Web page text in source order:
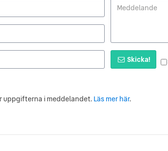
Skicka!
uppgifterna i meddelandet.Läs mer här.